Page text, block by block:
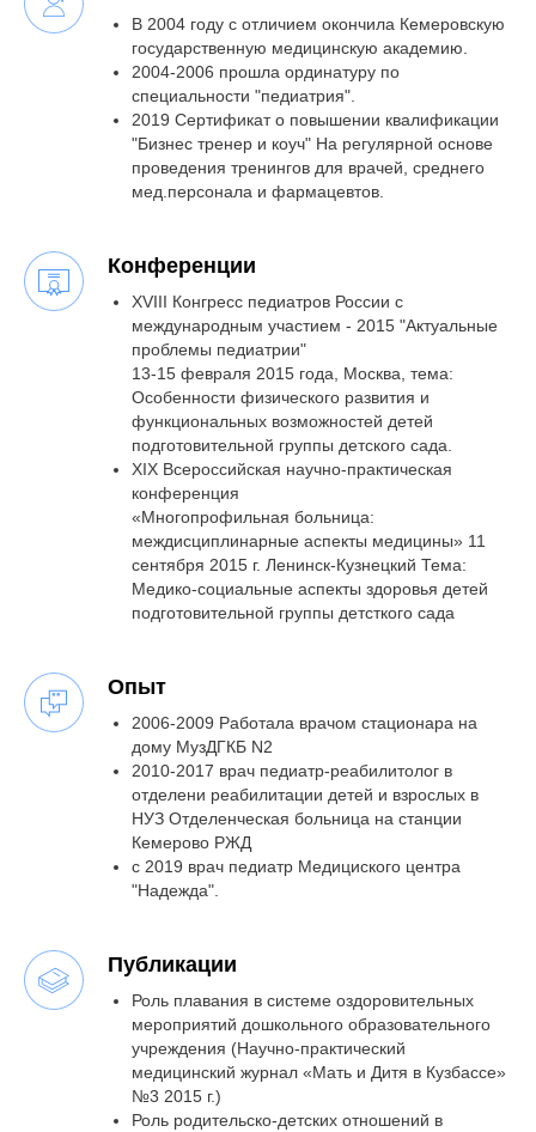
В 2004 году с отличием окончила Кемеровскую
государственную медицинскую академию.
2004-2006 прошла ординатуру по
специальности "педиатрия".
2019 Сертификат о повышении квалификации
"Бизнес тренер и коуч" На регулярной основе
проведения тренингов для врачей, среднего
мед.персонала и фармацевтов.
Конференции
XVIII Конгресс педиатров России с
международным участием - 2015 "Актуальные
проблемы педиатрии"
13-15 февраля 2015 года, Москва, тема:
Особенности физического развития и
функциональных возможностей детей
подготовительной группы детского сада.
XIX Всероссийская научно-практическая
конференция
«Многопрофильная больница:
междисциплинарные аспекты медицины» 11
сентября 2015 г. Ленинск-Кузнецкий Тема:
Медико-социальные аспекты здоровья детей
подготовительной группы детсткого сада
Опыт
2006-2009 Работала врачом стационара на
дому МузДГКБ N2
2010-2017 врач педиатр-реабилитолог в
отделени реабилитации детей и взрослых в
НУЗ Отделенческая больница на станции
Кемерово РЖД
с 2019 врач педиатр Медициского центра
"Надежда".
Публикации
Роль плавания в системе оздоровительных
мероприятий дошкольного образовательного
учреждения (Научно-практический
медицинский журнал «Мать и Дитя в Кузбассе»
№3 2015 г.)
Роль родительско-детских отношений в